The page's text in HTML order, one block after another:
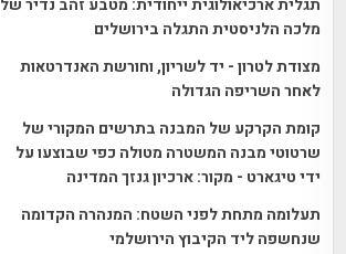
תגלית ארכיאולוגית ייחודית: מטבע זהב נדיר של
מלכה הלניסטית התגלה בירושלים
מצודת לטרון - יד לשריון, וחורשת האנדרטאות
לאחר השריפה הגדולה
קומת הקרקע של המבנה בתרשים המקורי של
שרטוטי מבנה המשטרה מטולה כפי שבוצעו על
ידי טיגארט - מקור: ארכיון גנזך המדינה
תעלומה מתחת לפני השטח: המנהרה הקדומה
שנחשפה ליד הקיבוץ הירושלמי